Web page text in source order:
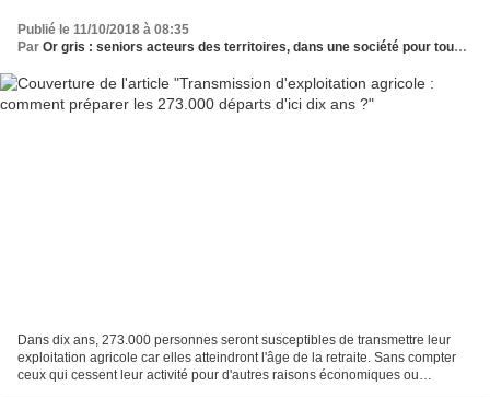
Publié le 11/10/2018 à 08:35
Par Or gris : seniors acteurs des territoires, dans une société pour tous les âges
Dans dix ans, 273.000 personnes seront susceptibles de transmettre leur
exploitation agricole car elles atteindront l'âge de la retraite. Sans compter
ceux qui cessent leur activité pour d'autres raisons économiques ou